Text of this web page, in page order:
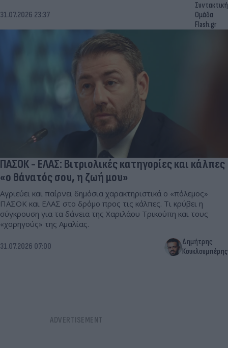
31.07.2026 23:37
Συντακτική
Ομάδα
Flash.gr
ΠΑΣΟΚ - ΕΛΑΣ: Βιτριολικές κατηγορίες και κάλπες
«ο θάνατός σου, η ζωή μου»
Αγριεύει και παίρνει δημόσια χαρακτηριστικά ο «πόλεμος»
ΠΑΣΟΚ και ΕΛΑΣ στο δρόμο προς τις κάλπες. Τι κρύβει η
σύγκρουση για τα δάνεια της Χαριλάου Τρικούπη και τους
«χορηγούς» της Αμαλίας.
31.07.2026 07:00
Δημήτρης
Κουκλουμπέρης